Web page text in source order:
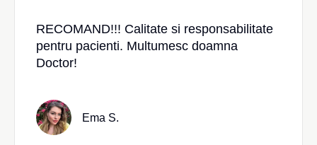
RECOMAND!!! Calitate si responsabilitate
pentru pacienti. Multumesc doamna
Doctor!
Ema S.